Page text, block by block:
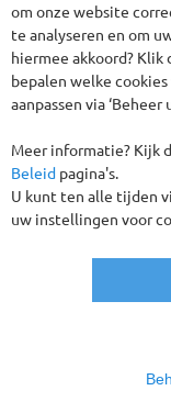
De prachtige
reis. Dit gebied
Cannes en Nice
Vorstendom
Italiaanse
bekend als de
en de leuke
Verblijf in
Leuke
om onze website
te analyseren en om
hiermee akkoord? Klik
bepalen welke
aanpassen via
Meer informatie? Kijk
Beleid pagina's.
U kunt ten alle tijden
uw instellingen voor